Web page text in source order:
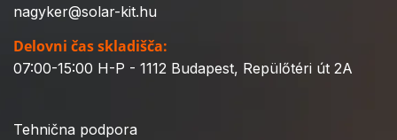
nagyker@solar-kit.hu
Delovni čas skladišča:
07:00-15:00 H-P - 1112 Budapest, Repülőtéri út 2A
Tehnična podpora